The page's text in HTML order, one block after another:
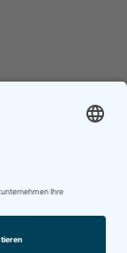
666 0